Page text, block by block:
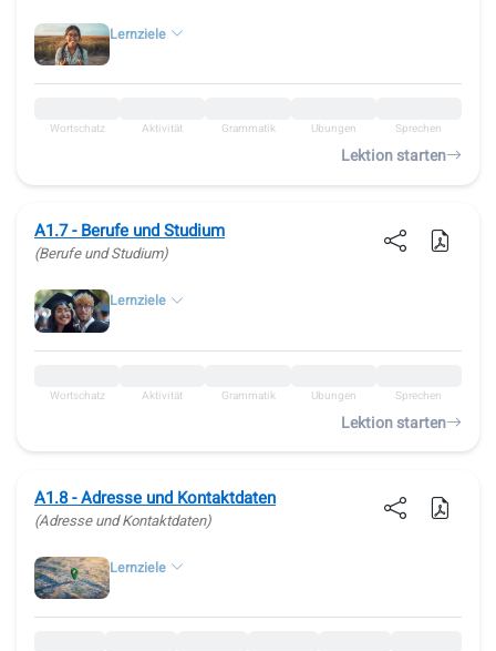
Lernziele
Wortschatz Aktivität Grammatik Übungen Sprechen
Lektion starten
A1.7 - Berufe und Studium
(Berufe und Studium)
Lernziele
Wortschatz Aktivität Grammatik Übungen Sprechen
Lektion starten
A1.8 - Adresse und Kontaktdaten
(Adresse und Kontaktdaten)
Lernziele